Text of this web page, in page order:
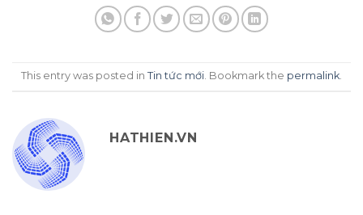
This entry was posted in Tin tức mới. Bookmark the permalink.
HATHIEN.VN